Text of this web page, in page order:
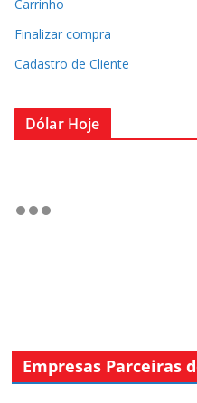
Carrinho
Finalizar compra
Cadastro de Cliente
Dólar Hoje
Empresas Parceiras